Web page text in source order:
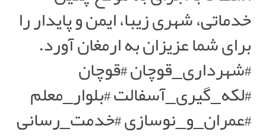
خدماتی، شهری زیبا، ایمن و پایدار را
برای شما عزیزان به ارمغان آورد.
#شهرداری_قوچان #قوچان
#لکه_گیری_آسفالت #بلوار_معلم
#عمران_و_نوسازی #خدمت_رسانی